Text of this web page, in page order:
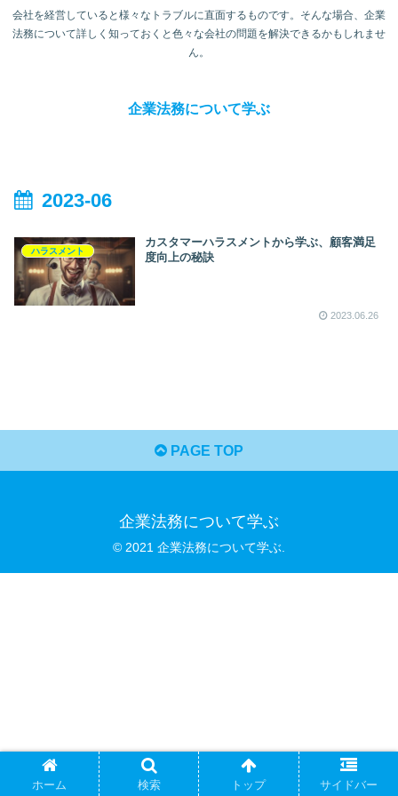
会社を経営していると様々なトラブルに直面するものです。そんな場合、企業
法務について詳しく知っておくと色々な会社の問題を解決できるかもしれませ
ん。
企業法務について学ぶ
2023-06
ハラスメント
カスタマーハラスメントから学ぶ、顧客満足
度向上の秘訣
2023.06.26
PAGE TOP
企業法務について学ぶ
© 2021 企業法務について学ぶ.
ホーム 検索 トップ サイドバー